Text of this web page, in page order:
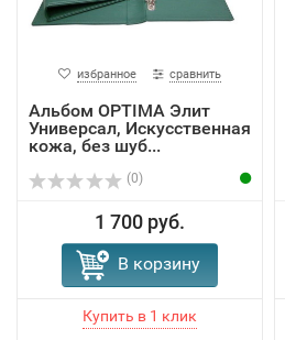
избранное сравнить
Альбом OPTIMA Элит
Универсал, Искусственная
кожа, без шуб...
(0)
1 700 руб.
В корзину